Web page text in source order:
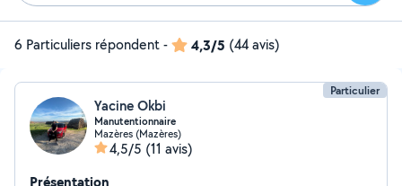
6 Particuliers répondent- 4,3/5 (44 avis)
Particulier
Yacine Okbi
Manutentionnaire
Mazères (Mazères)
4,5/5 (11 avis)
Présentation